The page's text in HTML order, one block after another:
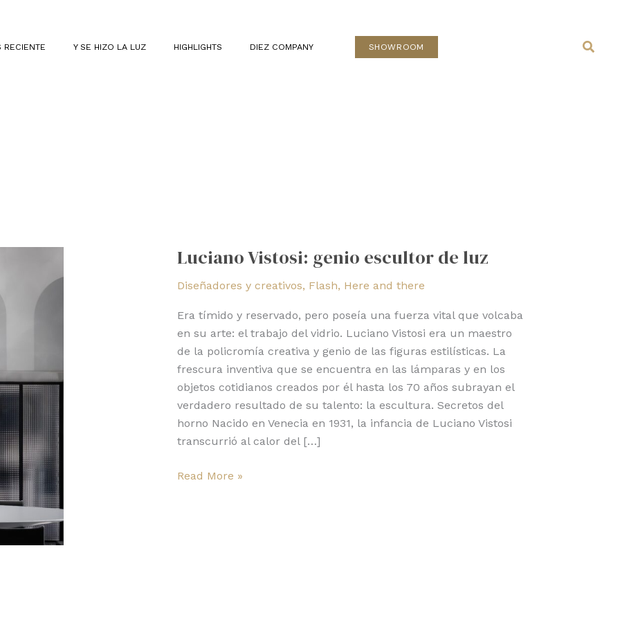
RECIENTE Y SE HIZO LA LUZ HIGHLIGHTS DIEZ COMPANY SHOWROOM
Luciano Vistosi: genio escultor de luz
Diseñadores y creativos, Flash, Here and there
Era tímido y reservado, pero poseía una fuerza vital que volcaba
en su arte: el trabajo del vidrio. Luciano Vistosi era un maestro
de la policromía creativa y genio de las figuras estilísticas. La
frescura inventiva que se encuentra en las lámparas y en los
objetos cotidianos creados por él hasta los 70 años subrayan el
verdadero resultado de su talento: la escultura. Secretos del
horno Nacido en Venecia en 1931, la infancia de Luciano Vistosi
transcurrió al calor del […]
genio
de
luz
Read More »